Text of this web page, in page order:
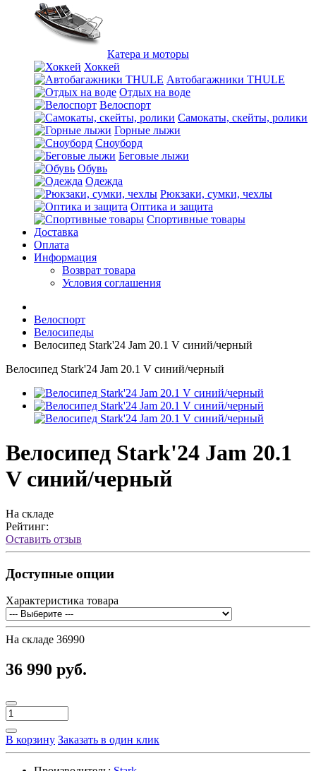
Катера и моторы
Хоккей
Автобагажники THULE
Отдых на воде
Велоспорт
Самокаты, скейты, ролики
Горные лыжи
Сноуборд
Беговые лыжи
Обувь
Одежда
Рюкзаки, сумки, чехлы
Оптика и защита
Спортивные товары
Доставка
Оплата
Информация
Возврат товара
Условия соглашения
Велоспорт
Велосипеды
Велосипед Stark'24 Jam 20.1 V синий/черный
Велосипед Stark'24 Jam 20.1 V синий/черный
Велосипед Stark'24 Jam 20.1
V синий/черный
На складе
Рейтинг:
Оставить отзыв
Доступные опции
Характеристика товара
На складе 36990
36 990 руб.
В корзину Заказать в один клик